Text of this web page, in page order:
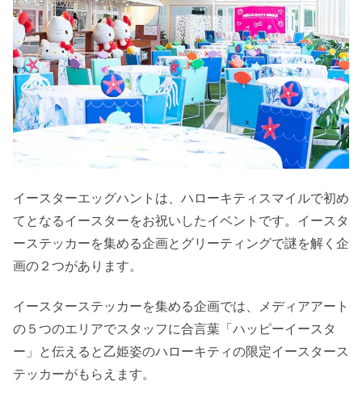
イースターエッグハントは、ハローキティスマイルで初め
てとなるイースターをお祝いしたイベントです。イースタ
ーステッカーを集める企画とグリーティングで謎を解く企
画の２つがあります。
イースターステッカーを集める企画では、メディアアート
の５つのエリアでスタッフに合言葉「ハッピーイースタ
ー」と伝えると乙姫姿のハローキティの限定イースタース
テッカーがもらえます。